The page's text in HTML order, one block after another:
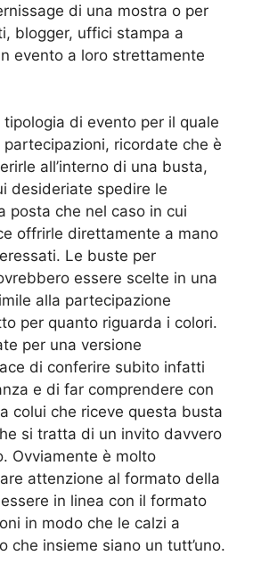
di una mostra o per
blogger, uffici stampa a
evento a loro strettamente
tipologia di evento per il quale
ricordate che è
all’interno di una busta,
desideriate spedire le
posta che nel caso in cui
offrirle direttamente a mano
Le buste per
essere scelte in una
alla partecipazione
per quanto riguarda i colori.
per una versione
di conferire subito infatti
e di far comprendere con
colui che riceve questa busta
si tratta di un invito davvero
Ovviamente è molto
attenzione al formato della
in linea con il formato
in modo che le calzi a
che insieme siano un tutt’uno.